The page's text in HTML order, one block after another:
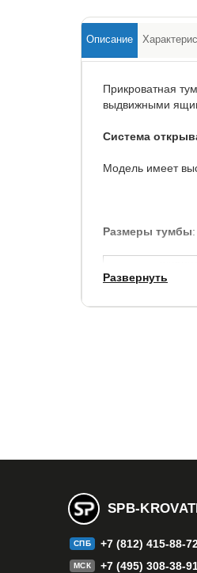
Описание
Прикроватная
выдвижными
Система
Модель имеет
Размеры тумбы:
Развернуть
SPB-
СПБ +7 (812) 415-88-
МСК +7 (495) 308-38-